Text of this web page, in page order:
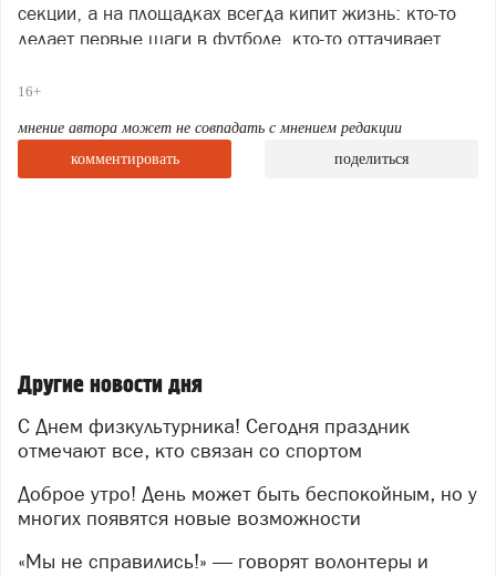
секции, а на площадках всегда кипит жизнь: кто-то
делает первые шаги в футболе, кто-то оттачивает
утреннюю пробежку, чтобы зарядиться энергией на
Сегодня слова благодарности звучат в адрес тех, кто
вкладывает силы в развитие физкультуры в округе:
Интервью с Вячеславом Хизбулиным
рубрике "Персоны недели".
16+
мнение автора может не совпадать с мнением редакции
комментировать
поделиться
Другие новости дня
С Днем физкультурника! Сегодня праздник
отмечают все, кто связан со спортом
Доброе утро! День может быть беспокойным, но у
многих появятся новые возможности
«Мы не справились!» — говорят волонтеры и